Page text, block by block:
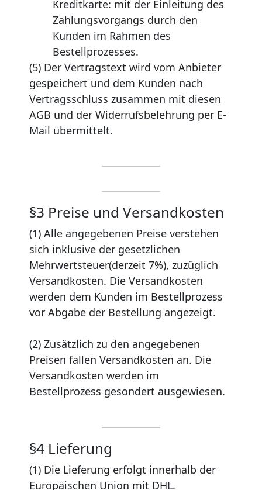
Kreditkarte: mit der Einleitung des
Zahlungsvorgangs durch den
Kunden im Rahmen des
Bestellprozesses.
(5) Der Vertragstext wird vom Anbieter
gespeichert und dem Kunden nach
Vertragsschluss zusammen mit diesen
AGB und der Widerrufsbelehrung per E-
Mail übermittelt.
§3 Preise und Versandkosten
(1) Alle angegebenen Preise verstehen
sich inklusive der gesetzlichen
Mehrwertsteuer(derzeit 7%), zuzüglich
Versandkosten. Die Versandkosten
werden dem Kunden im Bestellprozess
vor Abgabe der Bestellung angezeigt.
(2) Zusätzlich zu den angegebenen
Preisen fallen Versandkosten an. Die
Versandkosten werden im
Bestellprozess gesondert ausgewiesen.
§4 Lieferung
(1) Die Lieferung erfolgt innerhalb der
Europäischen Union mit DHL.